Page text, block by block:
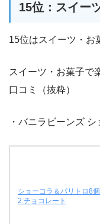
15位：スイー
15位はスイーツ・お
スイーツ・お菓子で
口コミ（抜粋）
・バニラビーンズ
ショーコラ＆パリトロ8
2 チョコレート